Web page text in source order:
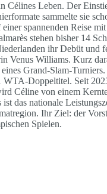
Célines Leben. Der
sammelte sie
spannenden Reise
stehen bisher 14
ihr Debüt und
Venus Williams. Kurz
Grand-Slam-
Doppeltitel. Seit
Céline von einem
das nationale
Ihr Ziel: der
Spielen.